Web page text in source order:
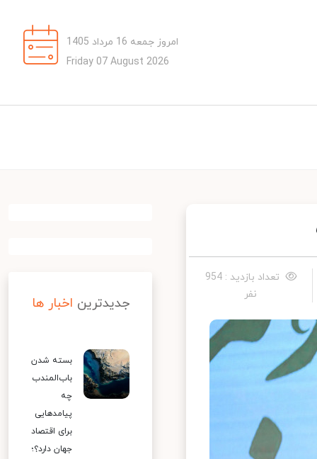
امروز جمعه 16 مرداد 1405
Friday 07 August 2026
تعداد بازدید : 954
نفر
جدیدترین اخبار ها
بسته شدن
باب‌المندب
چه
پیامدهایی
برای اقتصاد
جهان دارد؟؛